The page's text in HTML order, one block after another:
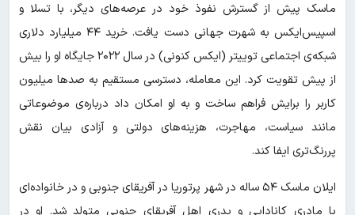
ماسک پیش از گسترش نفوذ خود در عرصه‌های دیگر، با تسلا و
اسپیس‌ایکس به شهرت جهانی دست یافت. خرید ۴۴ میلیارد دلاری
شبکه‌ی اجتماعی توییتر (ایکس کنونی) در سال ۲۰۲۲ جایگاه او را بیش
از پیش تقویت کرد. این معامله، دسترسی مستقیم به صدها میلیون
کاربر را برایش فراهم ساخت و به او امکان داد درباره‌ی موضوعاتی
مانند سیاست، مهاجرت، هزینه‌های دولتی و آزادی بیان نقش
پررنگ‌تری ایفا کند.
ایلان ماسک ۵۴ ساله در شهر پرتوریا در آفریقای جنوبی و در خانواده‌ای